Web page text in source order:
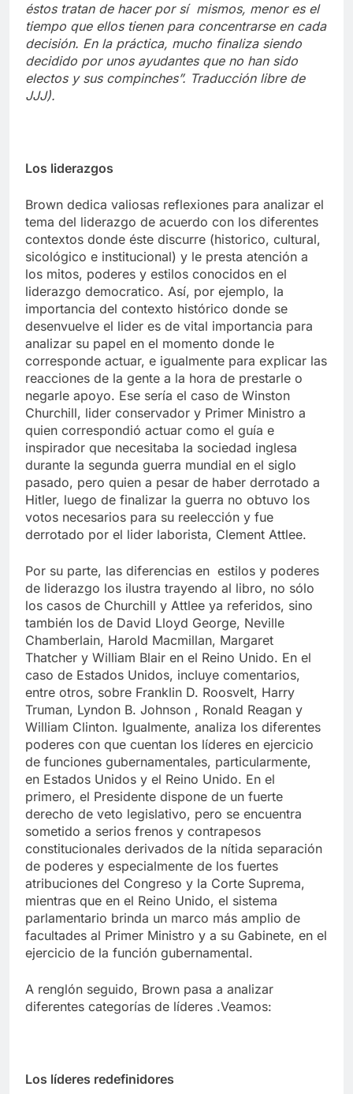
éstos tratan de hacer por sí mismos, menor es el
tiempo que ellos tienen para concentrarse en cada
decisión. En la práctica, mucho finaliza siendo
decidido por unos ayudantes que no han sido
electos y sus compinches”. Traducción libre de
JJJ).
Los liderazgos
Brown dedica valiosas reflexiones para analizar el
tema del liderazgo de acuerdo con los diferentes
contextos donde éste discurre (historico, cultural,
sicológico e institucional) y le presta atención a
los mitos, poderes y estilos conocidos en el
liderazgo democratico. Así, por ejemplo, la
importancia del contexto histórico donde se
desenvuelve el lider es de vital importancia para
analizar su papel en el momento donde le
corresponde actuar, e igualmente para explicar las
reacciones de la gente a la hora de prestarle o
negarle apoyo. Ese sería el caso de Winston
Churchill, lider conservador y Primer Ministro a
quien correspondió actuar como el guía e
inspirador que necesitaba la sociedad inglesa
durante la segunda guerra mundial en el siglo
pasado, pero quien a pesar de haber derrotado a
Hitler, luego de finalizar la guerra no obtuvo los
votos necesarios para su reelección y fue
derrotado por el lider laborista, Clement Attlee.
Por su parte, las diferencias en estilos y poderes
de liderazgo los ilustra trayendo al libro, no sólo
los casos de Churchill y Attlee ya referidos, sino
también los de David Lloyd George, Neville
Chamberlain, Harold Macmillan, Margaret
Thatcher y William Blair en el Reino Unido. En el
caso de Estados Unidos, incluye comentarios,
entre otros, sobre Franklin D. Roosvelt, Harry
Truman, Lyndon B. Johnson , Ronald Reagan y
William Clinton. Igualmente, analiza los diferentes
poderes con que cuentan los líderes en ejercicio
de funciones gubernamentales, particularmente,
en Estados Unidos y el Reino Unido. En el
primero, el Presidente dispone de un fuerte
derecho de veto legislativo, pero se encuentra
sometido a serios frenos y contrapesos
constitucionales derivados de la nítida separación
de poderes y especialmente de los fuertes
atribuciones del Congreso y la Corte Suprema,
mientras que en el Reino Unido, el sistema
parlamentario brinda un marco más amplio de
facultades al Primer Ministro y a su Gabinete, en el
ejercicio de la función gubernamental.
A renglón seguido, Brown pasa a analizar
diferentes categorías de líderes .Veamos:
Los líderes redefinidores